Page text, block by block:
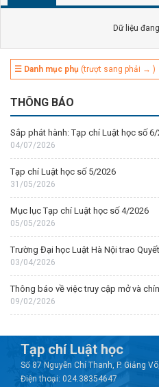
Dữ liệu
☰ Danh mục phụ (trượt sang phải → )
THÔNG BÁO
Sắp phát hành: Tạp chí Luật học số
04/07/2026
Tạp chí Luật học số 5/2026
31/05/2026
Mục lục Tạp chí Luật học số 4/2026
05/05/2026
Trường Đại học Luật Hà Nội trao
03/04/2026
Thông báo về việc truy cập mở và
09/02/2026
Tạp chí Luật học
Số 87 Nguyễn Chí Thanh, P. Giảng
Điện thoại: 024.38354647